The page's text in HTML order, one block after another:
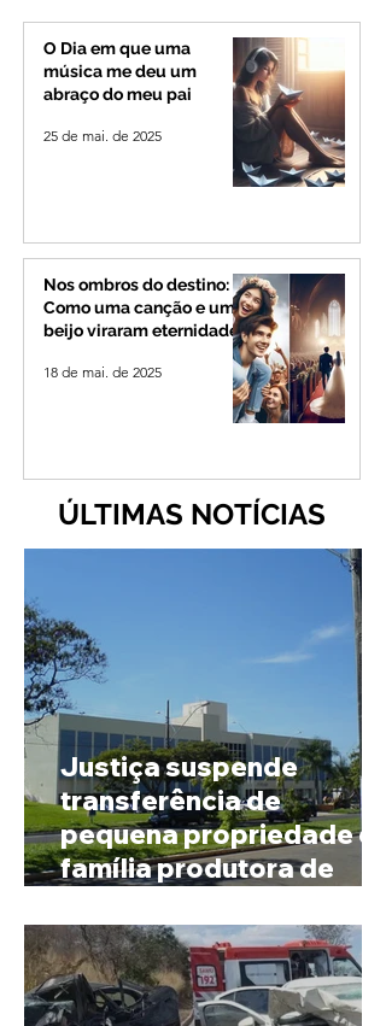
Paranaíba
O Dia em que uma
música me deu um
abraço do meu pai
25 de mai. de 2025
Nos ombros do destino:
Como uma canção e um
beijo viraram eternidade
18 de mai. de 2025
ÚLTIMAS NOTÍCIAS
Justiça suspende
transferência de
pequena propriedade de
família produtora de